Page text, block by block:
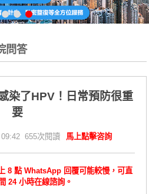
問答
染了HPV！日常預防很重
要
09:42 655次閱讀 馬上點擊咨詢
8 點 WhatsApp 回覆可能較慢，可直
24 小時在線諮詢。